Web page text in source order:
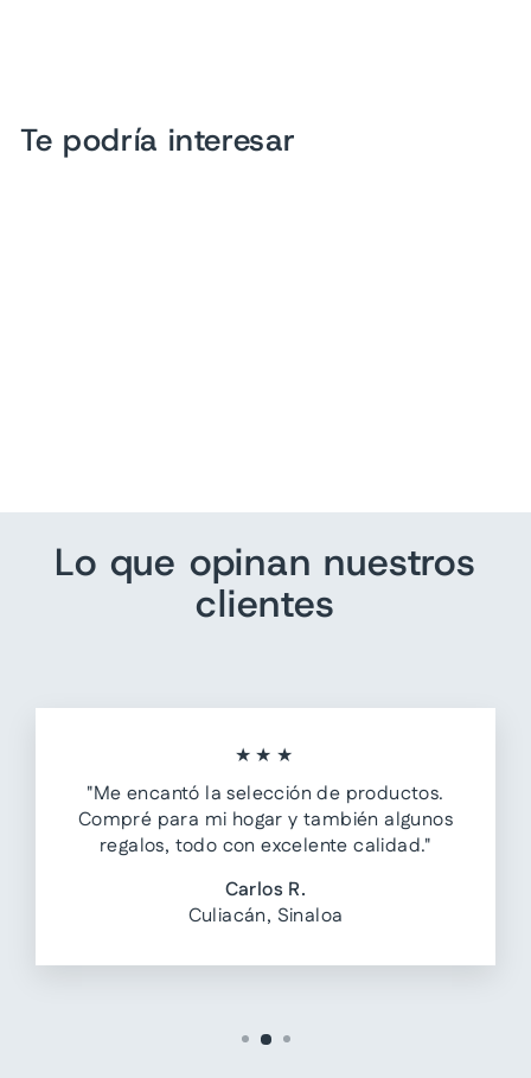
Te podría interesar
Lo que opinan nuestros
clientes
★★★
"Me encantó la selección de productos.
Compré para mi hogar y también algunos
regalos, todo con excelente calidad."
Carlos R.
Culiacán, Sinaloa